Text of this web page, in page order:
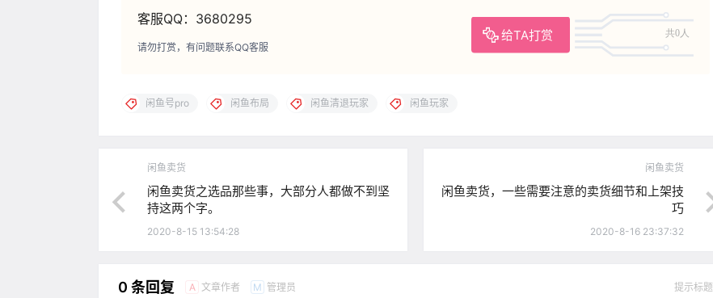
客服QQ：3680295
给TA打赏 共0人
请勿打赏，有问题联系QQ客服
闲鱼号pro 闲鱼布局 闲鱼清退玩家 闲鱼玩家
闲鱼卖货
闲鱼卖货之选品那些事，大部分人都做不到坚
持这两个字。
2020-8-15 13:54:28
闲鱼卖货
闲鱼卖货，一些需要注意的卖货细节和上架技
巧
2020-8-16 23:37:32
0 条回复 A 文章作者 M 管理员 提示标题